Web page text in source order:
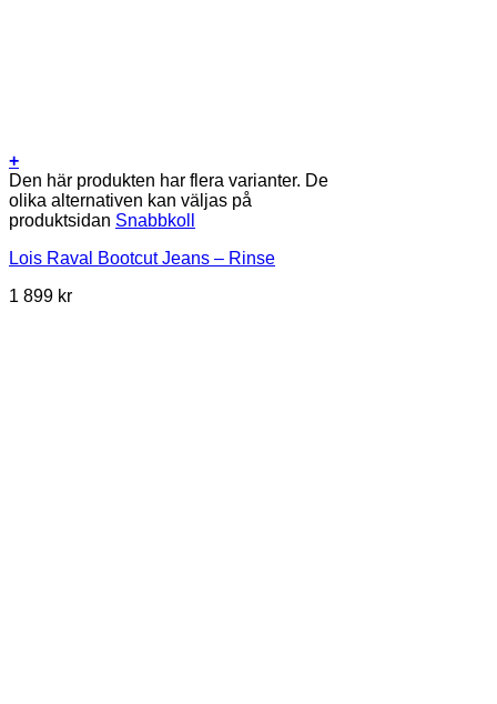
+
Den här produkten har flera varianter. De
olika alternativen kan väljas på
produktsidan Snabbkoll
Lois Raval Bootcut Jeans – Rinse
1 899 kr